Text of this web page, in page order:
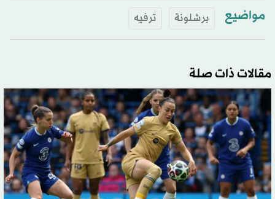
مواضيع برشلونة ترفيه
مقالات ذات صلة